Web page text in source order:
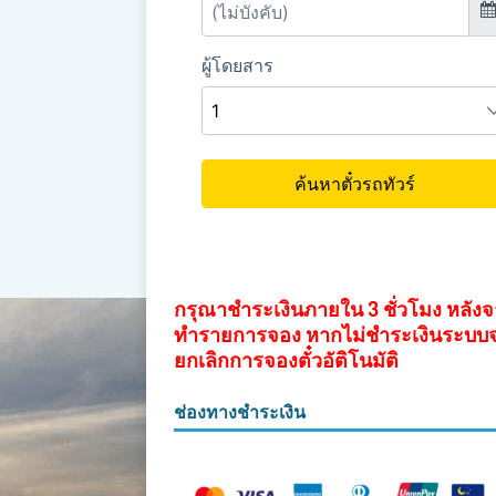
กรุณาชำระเงินภายใน 3 ชั่วโมง หลัง
ทำรายการจอง หากไม่ชำระเงินระบบ
ยกเลิกการจองตั๋วอัติโนมัติ
ช่องทางชำระเงิน